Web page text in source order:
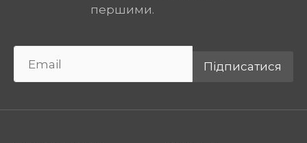
першими.
Підписатися